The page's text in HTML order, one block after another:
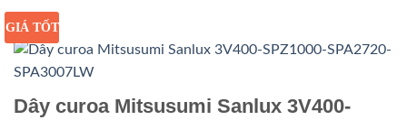
GIÁ TỐT
Dây curoa Mitsusumi Sanlux 3V400-